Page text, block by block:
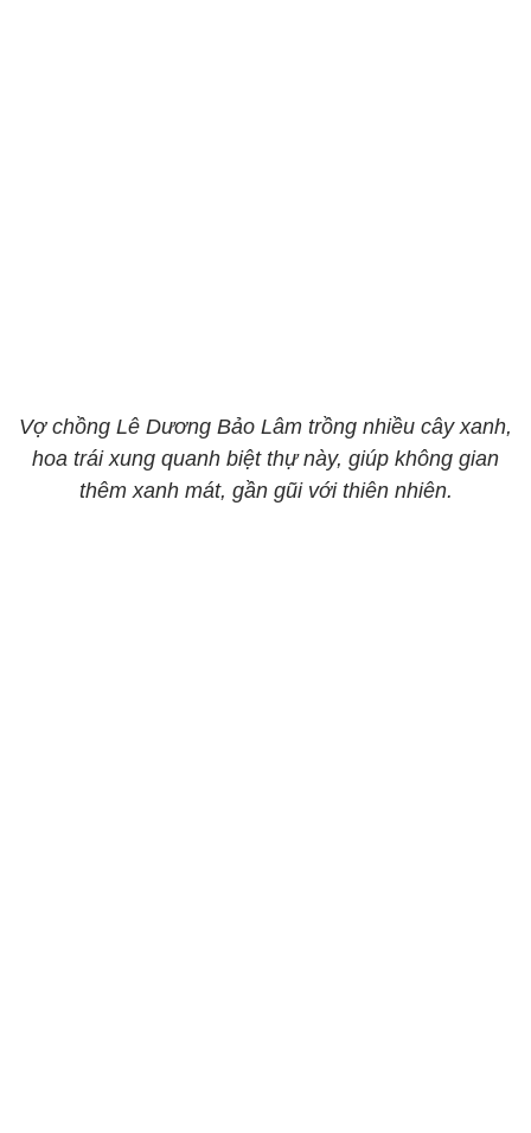
Vợ chồng Lê Dương Bảo Lâm trồng nhiều cây xanh,
hoa trái xung quanh biệt thự này, giúp không gian
thêm xanh mát, gần gũi với thiên nhiên.